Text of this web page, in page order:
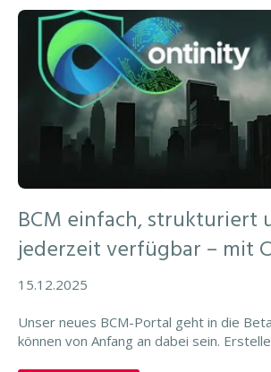
BCM einfach, strukturiert
jederzeit verfügbar – mit
15.12.2025
Unser neues BCM-Portal geht in die
können von Anfang an dabei sein.